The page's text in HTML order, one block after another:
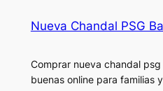
Nueva Chandal PSG
Comprar nueva chandal
buenas online para familias